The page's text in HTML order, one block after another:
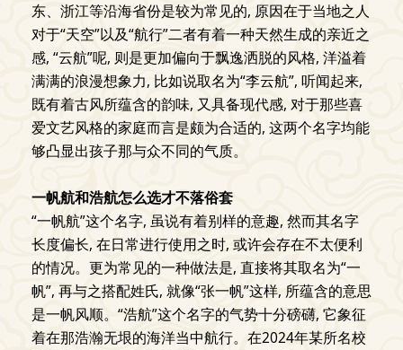
东、浙江等沿海省份是较为常见的, 原因在于当地之人
对于“天空”以及“航行”二者有着一种天然生成的亲近之
感, “云航”呢, 则是更加偏向于飘逸洒脱的风格, 洋溢着
满满的浪漫想象力, 比如说取名为“李云航”, 听闻起来,
既有着古风所蕴含的韵味, 又具备现代感, 对于那些喜
爱文艺风格的家庭而言是颇为合适的, 这两个名字均能
够凸显出孩子那与众不同的气质。
一帆航和浩航怎么选才不落俗套
“一帆航”这个名字, 虽说有着别样的意趣, 然而其名字
长度偏长, 在日常进行使用之时, 或许会存在不太便利
的情况。更为常见的一种做法是, 直接将其取名为“一
帆”, 再与之搭配姓氏, 就像“张一帆”这样, 所蕴含的意思
是一帆风顺。“浩航”这个名字的气势十分磅礴, 它象征
着在那浩瀚无垠的海洋当中航行。在2024年某所名校